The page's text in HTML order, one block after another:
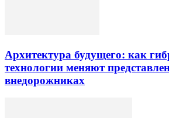
Архитектура будущего: как
технологии меняют
внедорожниках